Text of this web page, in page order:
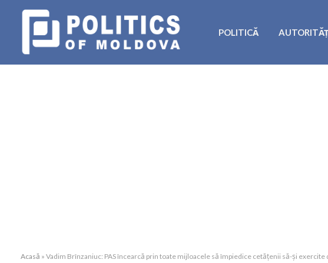
POLITICĂ
Acasă » Vadim Brînzaniuc: PAS încearcă prin toate mijloacele să împiedice cetățenii să-și exercite